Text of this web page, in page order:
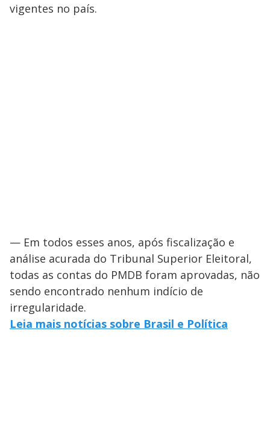
vigentes no país.
— Em todos esses anos, após fiscalização e
análise acurada do Tribunal Superior Eleitoral,
todas as contas do PMDB foram aprovadas, não
sendo encontrado nenhum indício de
irregularidade.
Leia mais notícias sobre Brasil e Política